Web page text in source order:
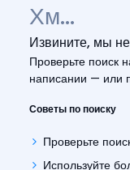
Хм...
Извините, мы
Проверьте поиск
написании — или
Советы по поиску
Проверьте
Используйте